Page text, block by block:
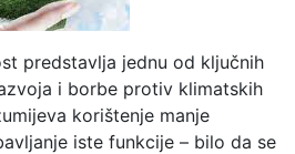
predstavlja jednu od ključnih
i borbe protiv klimatskih
korištenje manje
iste funkcije – bilo da se